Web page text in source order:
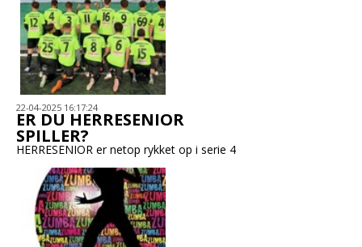
22-04-2025 16:17:24
ER DU HERRESENIOR
SPILLER?
HERRESENIOR er netop rykket op i serie 4